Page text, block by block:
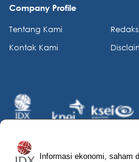
Informasi ekonomi, saham
Company Profile
Tentang Kami
Kontak Kami
Redaksi
© 2026 IDX Channel.